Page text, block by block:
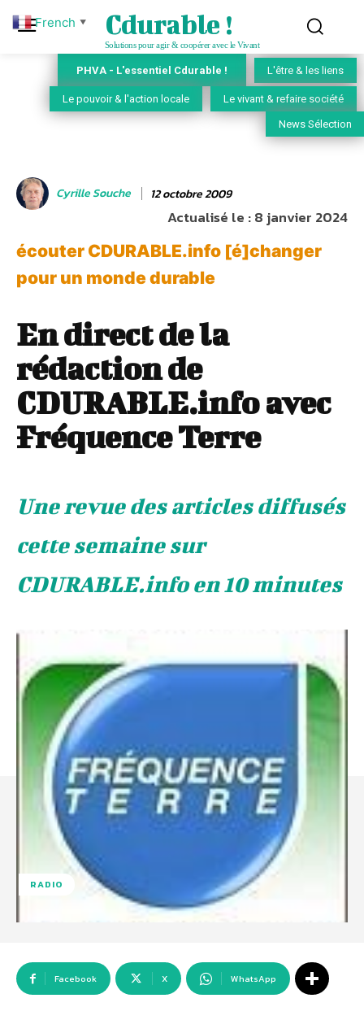
Cdurable !
Solutions pour agir & coopérer avec le Vivant
PHVA - L'essentiel Cdurable ! L'être & les liens
Le pouvoir & l'action locale Le vivant & refaire société
News Sélection
Cyrille Souche 12 octobre 2009
Actualisé le :8 janvier 2024
écouter CDURABLE.info [é]changer
pour un monde durable
En direct de la
rédaction de
CDURABLE.info avec
Fréquence Terre
Une revue des articles diffusés
cette semaine sur
CDURABLE.info en 10 minutes
RADIO
Facebook X WhatsApp
French ▼